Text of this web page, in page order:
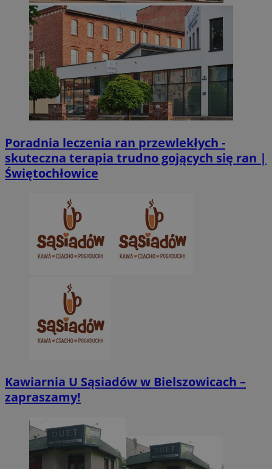
Poradnia leczenia ran przewlekłych -
skuteczna terapia trudno gojących się ran |
Świętochłowice
Kawiarnia U Sąsiadów w Bielszowicach –
zapraszamy!